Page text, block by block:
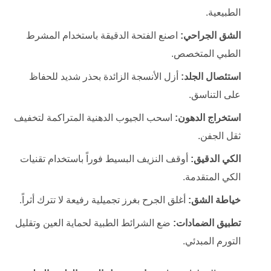
الطبيعية.
الشق الجراحي: اصنع الفتحة الدقيقة باستخدام المشرط
الطبي المتخصص.
استئصال الجلد: أزل الأنسجة الزائدة بحذر شديد للحفاظ
على التناسق.
استخراج الدهون: اسحب الجيوب الدهنية المتراكمة لتخفيف
ثقل الجفن.
الكي الدقيق: أوقف النزيف البسيط فوراً باستخدام تقنيات
الكي المتقدمة.
خياطة الشق: أغلق الجرح بغرز تجميلية رفيعة لا تترك أثراً.
تطبيق الضمادات: ضع الشرائط الطبية لحماية العين وتقليل
التورم المبدئي.